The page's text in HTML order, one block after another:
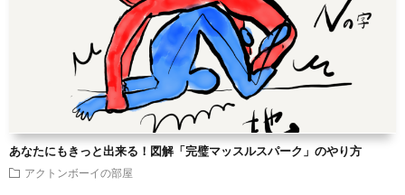
あなたにもきっと出来る！図解「完璧マッスルスパーク」のやり方
アクトンボーイの部屋